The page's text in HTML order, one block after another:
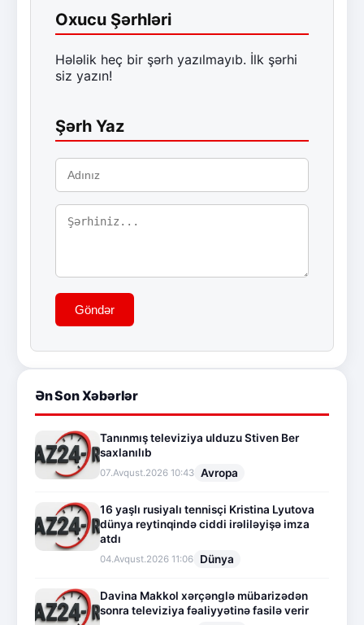
Oxucu Şərhləri
Hələlik heç bir şərh yazılmayıb. İlk şərhi
siz yazın!
Şərh Yaz
Göndər
Ən Son Xəbərlər
Tanınmış televiziya ulduzu Stiven Ber
saxlanılıb
07.Avqust.2026 10:43 Avropa
16 yaşlı rusiyalı tennisçi Kristina Lyutova
dünya reytinqində ciddi irəliləyişə imza
atdı
04.Avqust.2026 11:06 Dünya
Davina Makkol xərçənglə mübarizədən
sonra televiziya fəaliyyətinə fasilə verir